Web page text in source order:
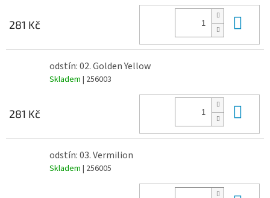
281 Kč
odstín: 02. Golden Yellow
Skladem | 256003
281 Kč
odstín: 03. Vermilion
Skladem | 256005